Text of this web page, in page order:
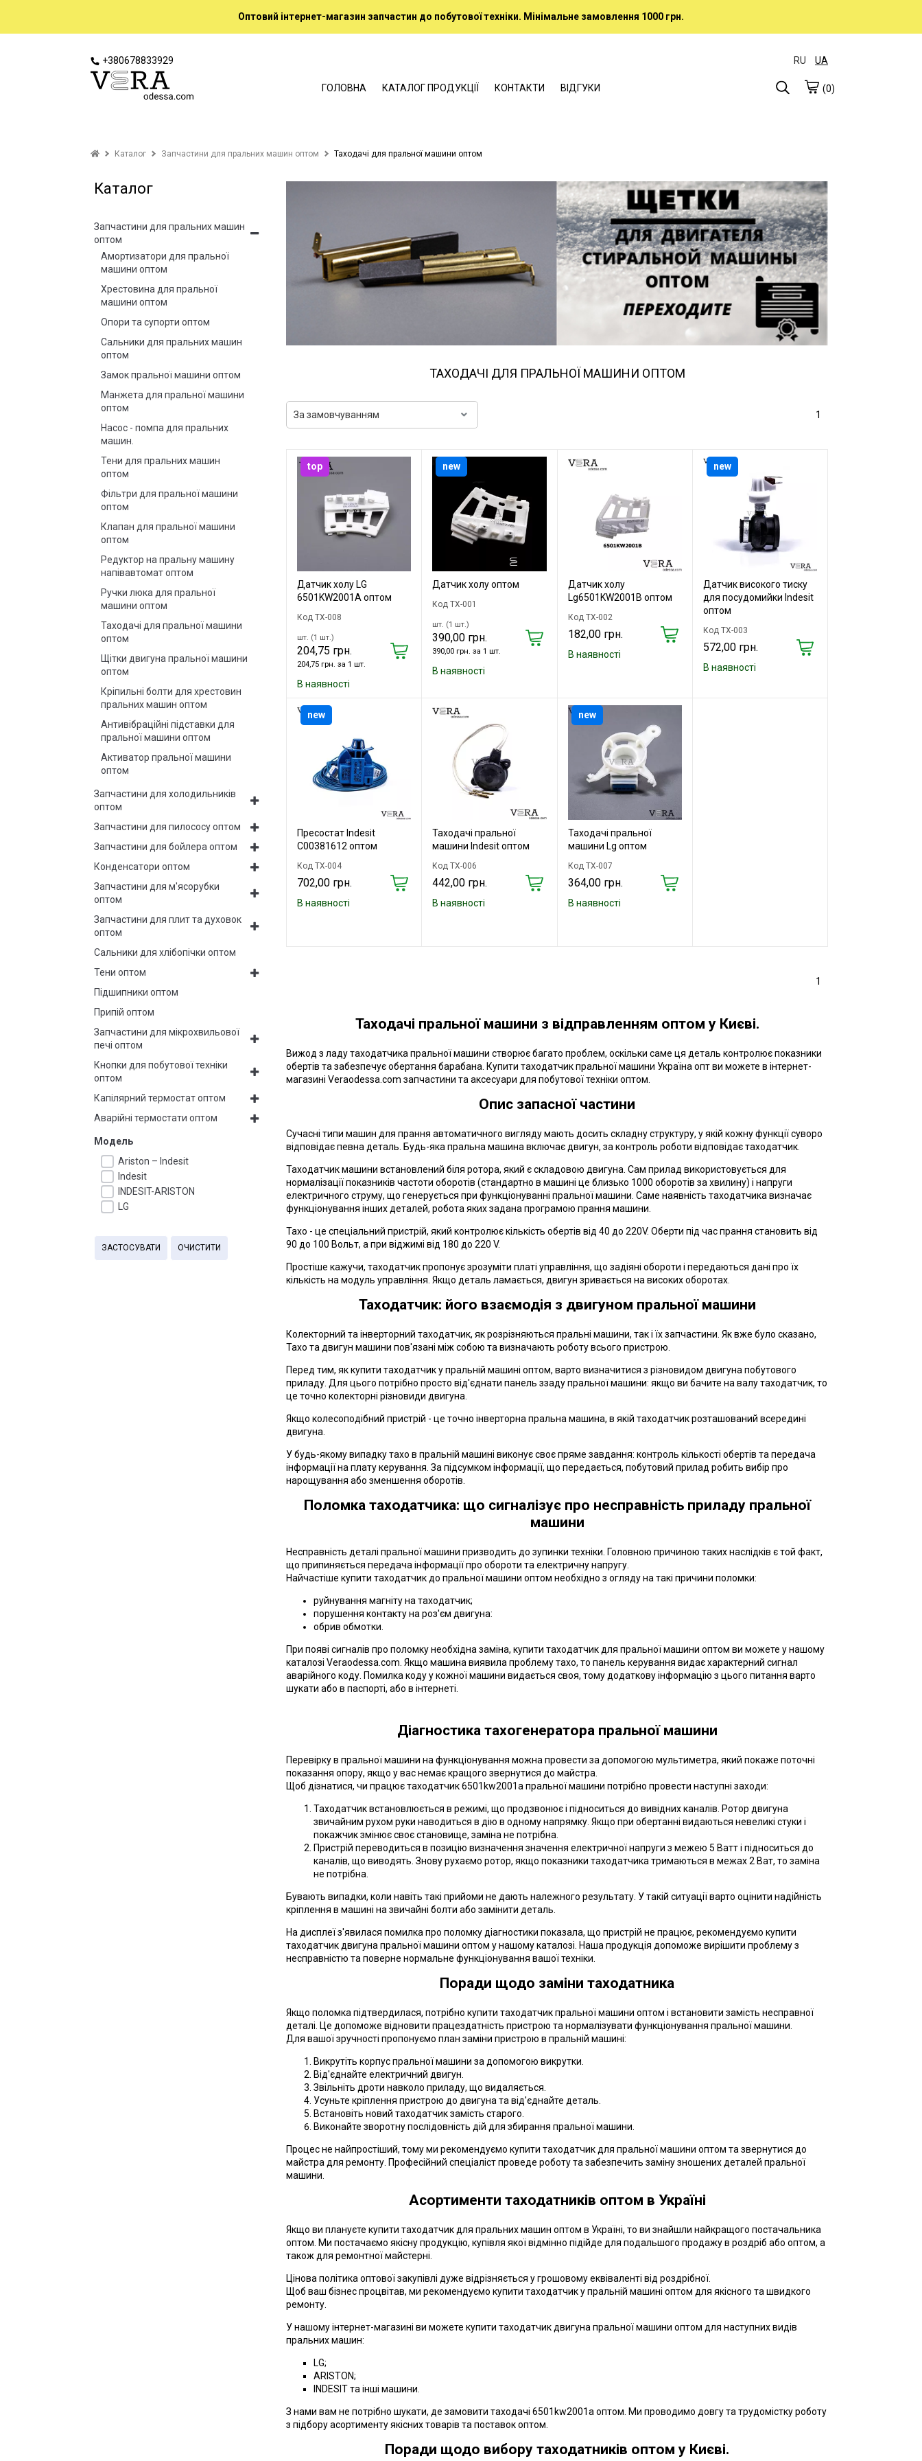
Оптовий інтернет-магазин запчастин до побутової техніки. Мінімальне замовлення 1000 грн.
+380678833929 RU UA
ГОЛОВНА КАТАЛОГ ПРОДУКЦІЇ КОНТАКТИ ВІДГУКИ (0)
Каталог Запчастини для пральних машин оптом Таходачі для пральної машини оптом
Каталог
Запчастини для пральних машин
оптом
Амортизатори для пральної
машини оптом
Хрестовина для пральної
машини оптом
Опори та супорти оптом
Сальники для пральних машин
оптом
Замок пральної машини оптом
Манжета для пральної машини
оптом
Насос - помпа для пральних
машин.
Тени для пральних машин
оптом
Фільтри для пральної машини
оптом
Клапан для пральної машини
оптом
Редуктор на пральну машину
напівавтомат оптом
Ручки люка для пральної
машини оптом
Таходачі для пральної машини
оптом
Щітки двигуна пральної машини
оптом
Кріпильні болти для хрестовин
пральних машин оптом
Антивібраційні підставки для
пральної машини оптом
Активатор пральної машини
оптом
Запчастини для холодильників
оптом
Запчастини для пилососу оптом
Запчастини для бойлера оптом
Конденсатори оптом
Запчастини для м'ясорубки
оптом
Запчастини для плит та духовок
оптом
Сальники для хлібопічки оптом
Тени оптом
Підшипники оптом
Припій оптом
Запчастини для мікрохвильової
печі оптом
Кнопки для побутової техніки
оптом
Капілярний термостат оптом
Аварійні термостати оптом
Модель
Ariston – Indesit
Indesit
INDESIT-ARISTON
LG
ЗАСТОСУВАТИ ОЧИСТИТИ
ТАХОДАЧІ ДЛЯ ПРАЛЬНОЇ МАШИНИ ОПТОМ
1
Датчик холу LG
6501KW2001A оптом
Код TX-008
шт. (1 шт.)
204,75 грн.
204,75 грн. за 1 шт.
В наявності
top
Датчик холу оптом
Код TX-001
шт. (1 шт.)
390,00 грн.
390,00 грн. за 1 шт.
В наявності
new
Датчик холу
Lg6501KW2001B оптом
Код TX-002
182,00 грн.
В наявності
Датчик високого тиску
для посудомийки Indesit
оптом
Код TX-003
572,00 грн.
В наявності
new
Пресостат Indesit
C00381612 оптом
Код TX-004
702,00 грн.
В наявності
new
Таходачі пральної
машини Indesit оптом
Код TX-006
442,00 грн.
В наявності
Таходачі пральної
машини Lg оптом
Код TX-007
364,00 грн.
В наявності
new
1
Таходачі пральної машини з відправленням оптом у Києві.
Вижод з ладу таходатчика пральної машини створює багато проблем, оскільки саме ця деталь контролює показники
обертів та забезпечує обертання барабана. Купити таходатчик пральної машини Україна опт ви можете в інтернет-
магазині Veraodessa.com запчастини та аксесуари для побутової техніки оптом.
Опис запасної частини
Сучасні типи машин для прання автоматичного вигляду мають досить складну структуру, у якій кожну функції суворо
відповідає певна деталь. Будь-яка пральна машина включає двигун, за контроль роботи відповідає таходатчик.
Таходатчик машини встановлений біля ротора, який є складовою двигуна. Сам прилад використовується для
нормалізації показників частоти оборотів (стандартно в машині це близько 1000 оборотів за хвилину) і напруги
електричного струму, що генерується при функціонуванні пральної машини. Саме наявність таходатчика визначає
функціонування інших деталей, робота яких задана програмою прання машини.
Тахо - це спеціальний пристрій, який контролює кількість обертів від 40 до 220V. Оберти під час прання становить від
90 до 100 Вольт, а при віджимі від 180 до 220 V.
Простіше кажучи, таходатчик пропонує зрозуміти платі управління, що задіяні обороти і передаються дані про їх
кількість на модуль управління. Якщо деталь ламається, двигун зривається на високих оборотах.
Таходатчик: його взаємодія з двигуном пральної машини
Колекторний та інверторний таходатчик, як розрізняються пральні машини, так і їх запчастини. Як вже було сказано,
Тахо та двигун машини пов'язані між собою та визначають роботу всього пристрою.
Перед тим, як купити таходатчик у пральній машині оптом, варто визначитися з різновидом двигуна побутового
приладу. Для цього потрібно просто від'єднати панель ззаду пральної машини: якщо ви бачите на валу таходатчик, то
це точно колекторні різновиди двигуна.
Якщо колесоподібний пристрій - це точно інверторна пральна машина, в якій таходатчик розташований всередині
двигуна.
У будь-якому випадку тахо в пральній машині виконує своє пряме завдання: контроль кількості обертів та передача
інформації на плату керування. За підсумком інформації, що передається, побутовий прилад робить вибір про
нарощування або зменшення оборотів.
Поломка таходатчика: що сигналізує про несправність приладу пральної
машини
Несправність деталі пральної машини призводить до зупинки техніки. Головною причиною таких наслідків є той факт,
що припиняється передача інформації про обороти та електричну напругу.
Найчастіше купити таходатчик до пральної машини оптом необхідно з огляду на такі причини поломки:
руйнування магніту на таходатчик;
порушення контакту на роз'єм двигуна:
обрив обмотки.
При появі сигналів про поломку необхідна заміна, купити таходатчик для пральної машини оптом ви можете у нашому
каталозі Veraodessa.com. Якщо машина виявила проблему тахо, то панель керування видає характерний сигнал
аварійного коду. Помилка коду у кожної машини видається своя, тому додаткову інформацію з цього питання варто
шукати або в паспорті, або в інтернеті.
Діагностика тахогенератора пральної машини
Перевірку в пральної машини на функціонування можна провести за допомогою мультиметра, який покаже поточні
показання опору, якщо у вас немає кращого звернутися до майстра.
Щоб дізнатися, чи працює таходатчик 6501kw2001a пральної машини потрібно провести наступні заходи:
Таходатчик встановлюється в режимі, що продзвонює і підноситься до вивідних каналів. Ротор двигуна
звичайним рухом руки наводиться в дію в одному напрямку. Якщо при обертанні видаються невеликі стуки і
покажчик змінює своє становище, заміна не потрібна.
Пристрій переводиться в позицію визначення значення електричної напруги з межею 5 Ватт і підноситься до
каналів, що виводять. Знову рухаємо ротор, якщо показники таходатчика тримаються в межах 2 Ват, то заміна
не потрібна.
Бувають випадки, коли навіть такі прийоми не дають належного результату. У такій ситуації варто оцінити надійність
кріплення в машині на звичайні болти або замінити деталь.
На дисплеї з'явилася помилка про поломку діагностики показала, що пристрій не працює, рекомендуємо купити
таходатчик двигуна пральної машини оптом у нашому каталозі. Наша продукція допоможе вирішити проблему з
несправністю та поверне нормальне функціонування вашої техніки.
Поради щодо заміни таходатника
Якщо поломка підтвердилася, потрібно купити таходатчик пральної машини оптом і встановити замість несправної
деталі. Це допоможе відновити працездатність пристрою та нормалізувати функціонування пральної машини.
Для вашої зручності пропонуємо план заміни пристрою в пральній машині:
Викрутіть корпус пральної машини за допомогою викрутки.
Від'єднайте електричний двигун.
Звільніть дроти навколо приладу, що видаляється.
Усуньте кріплення пристрою до двигуна та від'єднайте деталь.
Встановіть новий таходатчик замість старого.
Виконайте зворотну послідовність дій для збирання пральної машини.
Процес не найпростіший, тому ми рекомендуємо купити таходатчик для пральної машини оптом та звернутися до
майстра для ремонту. Професійний спеціаліст проведе роботу та забезпечить заміну зношених деталей пральної
машини.
Асортименти таходатників оптом в Україні
Якщо ви плануєте купити таходатчик для пральних машин оптом в Україні, то ви знайшли найкращого постачальника
оптом. Ми постачаємо якісну продукцію, купівля якої відмінно підійде для подальшого продажу в роздріб або оптом, а
також для ремонтної майстерні.
Цінова політика оптової закупівлі дуже відрізняється у грошовому еквіваленті від роздрібної.
Щоб ваш бізнес процвітав, ми рекомендуємо купити таходатчик у пральній машині оптом для якісного та швидкого
ремонту.
У нашому інтернет-магазині ви можете купити таходатчик двигуна пральної машини оптом для наступних видів
пральних машин:
LG;
ARISTON;
INDESIT та інші машини.
З нами вам не потрібно шукати, де замовити таходачі 6501kw2001a оптом. Ми проводимо довгу та трудомістку роботу
з підбору асортименту якісних товарів та поставок оптом.
Поради щодо вибору таходатників оптом у Києві.